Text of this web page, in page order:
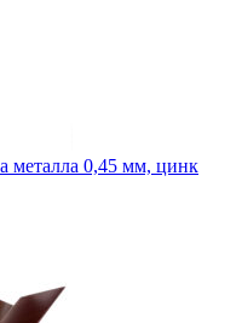
металла 0,45 мм, цинк